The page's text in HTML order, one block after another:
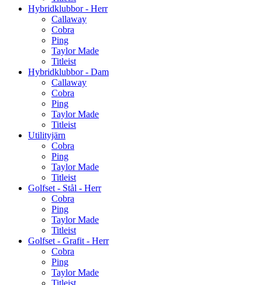
Hybridklubbor - Herr
Callaway
Cobra
Ping
Taylor Made
Titleist
Hybridklubbor - Dam
Callaway
Cobra
Ping
Taylor Made
Titleist
Utilityjärn
Cobra
Ping
Taylor Made
Titleist
Golfset - Stål - Herr
Cobra
Ping
Taylor Made
Titleist
Golfset - Grafit - Herr
Cobra
Ping
Taylor Made